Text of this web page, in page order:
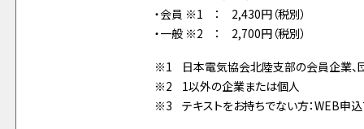
・会員 ※1 ： 2,430円（税別）
・一般 ※2 ： 2,700円（税別）
日本電気協会北陸支部の会員企業、
1以外の企業または個人
テキストをお持ちでない方：WEB申